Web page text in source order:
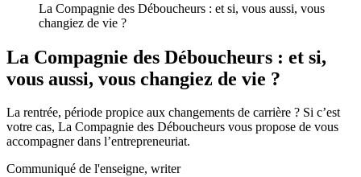
La Compagnie des Déboucheurs : et si, vous aussi, vous
changiez de vie ?
La Compagnie des Déboucheurs : et si,
vous aussi, vous changiez de vie ?
La rentrée, période propice aux changements de carrière ? Si c’est
votre cas, La Compagnie des Déboucheurs vous propose de vous
accompagner dans l’entrepreneuriat.
Communiqué de l'enseigne, writer